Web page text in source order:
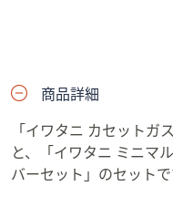
商品詳細
「イワタニ カセットガ
と、「イワタニ ミニマ
バーセット」のセット